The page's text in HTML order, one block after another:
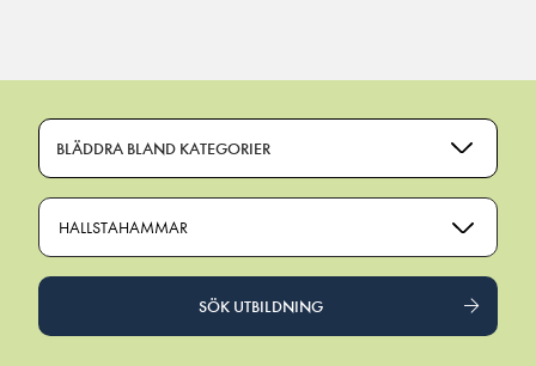
BLÄDDRA BLAND KATEGORIER
HALLSTAHAMMAR
SÖK UTBILDNING